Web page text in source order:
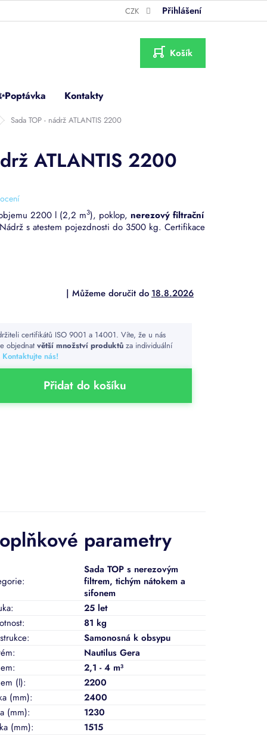
CZK Přihlášení
NÁKUPNÍ
KOŠÍK
Kontakty
Sada TOP - nádrž ATLANTIS 2200
2200 l (2,2 m3), poklop, nerezový filtrační
s atestem pojezdnosti do 3500 kg. Certifikace
ATLANTIS 2200
18.8.2026
certifikátů ISO 9001 a 14001. Víte, že u nás
objednat větší množství produktů za individuální
Kontaktujte nás!
Přidat do košíku
parametry
:
Sada TOP s nerezovým
filtrem, tichým nátokem a
sifonem
:
25 let
:
81 kg
:
Samonosná k obsypu
:
Nautilus Gera
:
2,1 - 4 m³
(l):
2200
(mm):
2400
(mm):
1230
(mm):
1515